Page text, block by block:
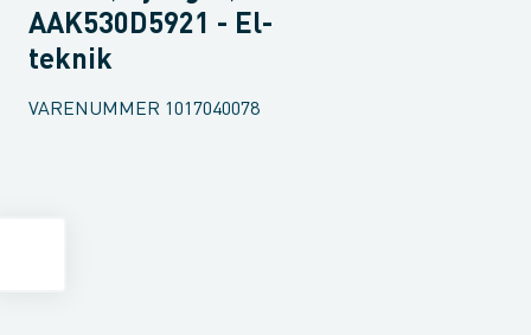
AAK530D5921 - El-
teknik
VARENUMMER 1017040078